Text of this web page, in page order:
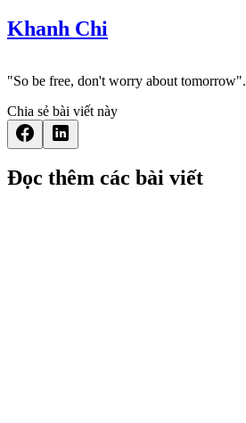
Khanh Chi
"So be free, don't worry about tomorrow".
Chia sẻ bài viết này
Đọc thêm các bài viết